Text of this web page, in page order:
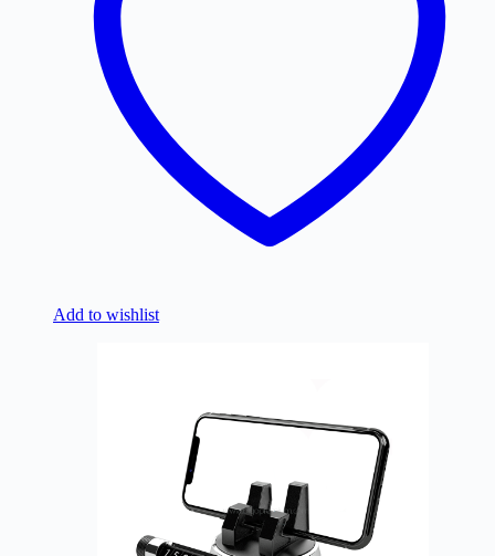
Add to wishlist